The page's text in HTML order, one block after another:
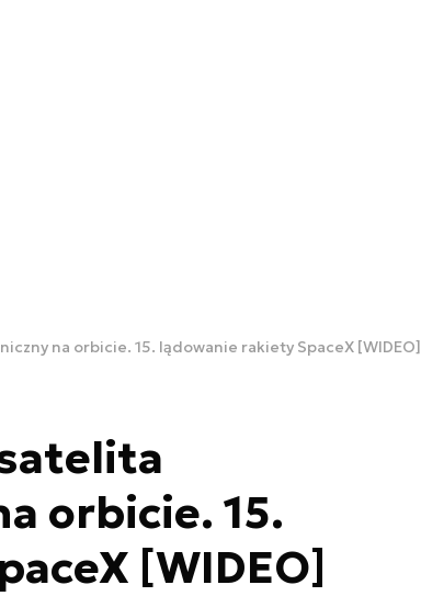
na orbicie. 15. lądowanie rakiety SpaceX [WIDEO]
orbicie. 15.
[WIDEO]